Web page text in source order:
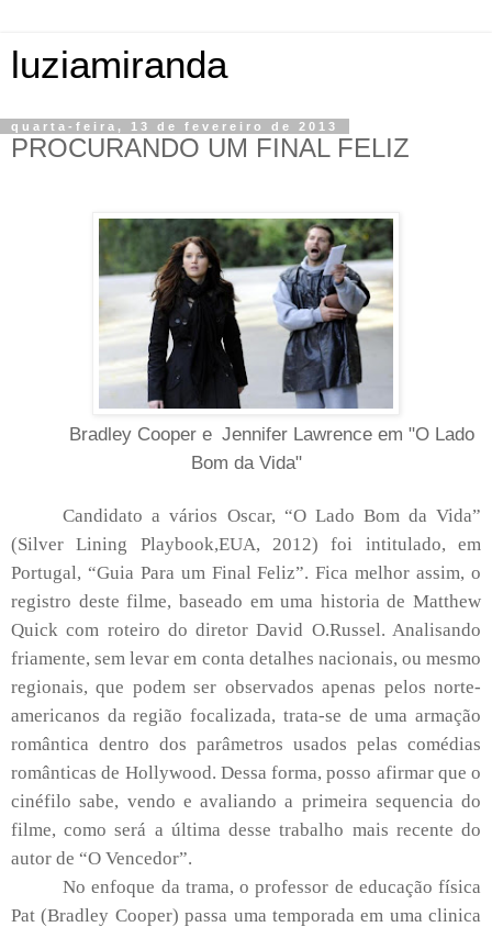
luziamiranda
quarta-feira, 13 de fevereiro de 2013
PROCURANDO UM FINAL FELIZ
Bradley Cooper e Jennifer Lawrence em "O Lado
Bom da Vida"
Candidato a vários Oscar, “O Lado Bom da Vida”
(Silver Lining Playbook,EUA, 2012) foi intitulado, em
Portugal, “Guia Para um Final Feliz”. Fica melhor assim, o
registro deste filme, baseado em uma historia de Matthew
Quick com roteiro do diretor David O.Russel. Analisando
friamente, sem levar em conta detalhes nacionais, ou mesmo
regionais, que podem ser observados apenas pelos norte-
americanos da região focalizada, trata-se de uma armação
romântica dentro dos parâmetros usados pelas comédias
românticas de Hollywood. Dessa forma, posso afirmar que o
cinéfilo sabe, vendo e avaliando a primeira sequencia do
filme, como será a última desse trabalho mais recente do
autor de “O Vencedor”.
No enfoque da trama, o professor de educação física
Pat (Bradley Cooper) passa uma temporada em uma clinica